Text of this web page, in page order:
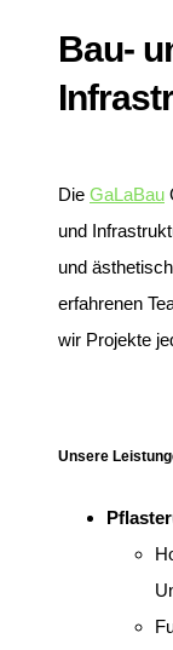
Bau-
Die GaLaBau
und
und
erfahrenen
wir Projekte
Unsere